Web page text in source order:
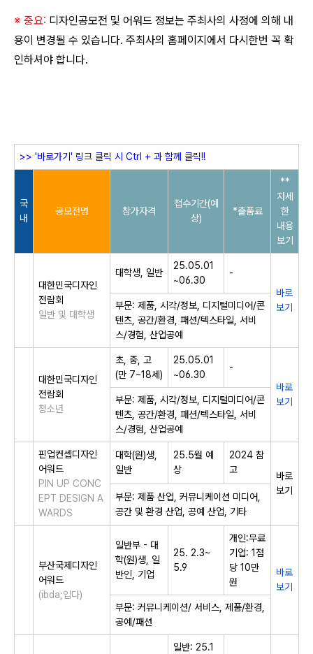
※ 중요: 디자인공모전 및 어워드 정보는 주최사의 사정에 의해 내
용이 변경될 수 있습니다. 주최사의 홈페이지에서 다시한번 꼭 확
인하셔야 합니다.
>> '바로가기' 링크 클릭 시 Ctrl + 과 함께 클릭!!​
국
내
공모전명 참가자격
접수기간(예
상)
*출품료
**
자세
한
내용
보기
대한민국디자인
전람회
​일반 및 대학생​
대학생, 일반
25.05.01
~06.30
-
바로
보기
부문: 제품, 시각/정보, 디지털미디어/콘
텐츠, 공간/환경, 패션/텍스타일, 서비
스/경험, 산업공예
대한민국디자인
전람회
청소년
초, 중, 고
(만 7~18세)
25.05.01
~06.30​
-
바로
보기
부문: 제품, 시각/정보, 디지털미디어/콘
텐츠, 공간/환경, 패션/텍스타일, 서비
스/경험, 산업공예
핀업컨셉디자인
어워드
PIN UP CONC
EPT DESIGN A
WARDS
대학(원)생,
일반
25.5월 예
상
2024 참
고
바로
보기
부문: 제품 산업, 커뮤니케이션 미디어,
공간 및 환경 산업, 공예 산업, 기타
부산국제디자인
어워드
(ibda;입다)
일반부 - 대
학(원)생, 일
반인, 기업
25. 2.3~
5.9
개인:무료
기업: 1점
당 10만
원
바로
보기
부문: 커뮤니케이션/ 서비스, 제품/환경,
공예/패션
일반: 25.1